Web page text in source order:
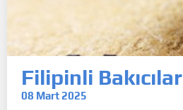
Filipinli Bakıcılar
08 Mart 2025